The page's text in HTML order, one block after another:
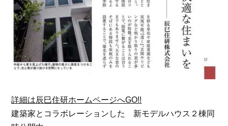
詳細は辰巳住研ホームページへGO!!
建築家とコラボレーションした 新モデルハウス２棟同